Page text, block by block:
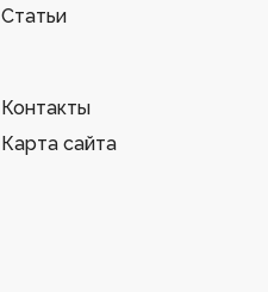
Статьи
Контакты
Карта сайта